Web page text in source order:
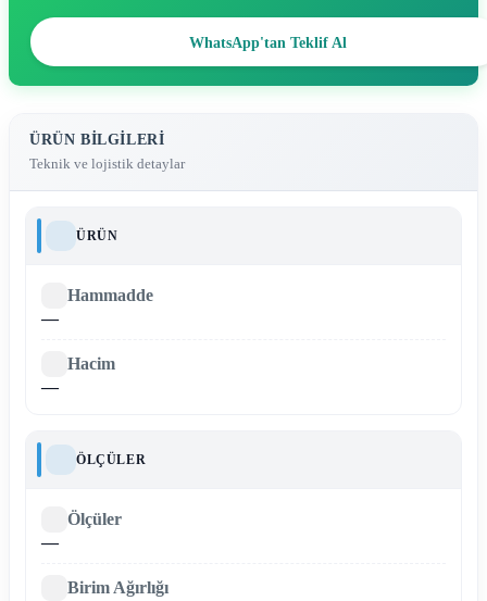
WhatsApp'tan Teklif Al
ÜRÜN BILGILERI
Teknik ve lojistik detaylar
ÜRÜN
Hammadde
—
Hacim
—
ÖLÇÜLER
Ölçüler
—
Birim Ağırlığı